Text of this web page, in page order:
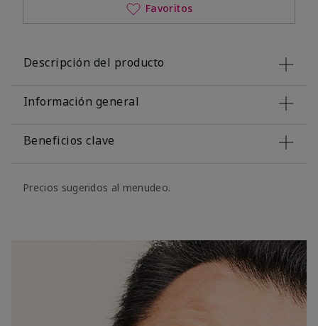
Favoritos
Descripción del producto
Información general
Beneficios clave
Precios sugeridos al menudeo.